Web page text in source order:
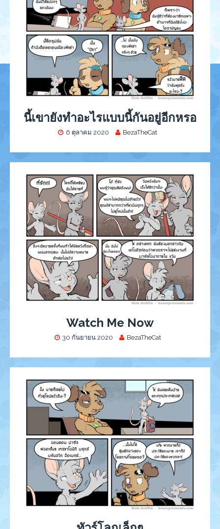
นี้เขายังทำอะไรแบบนี้กันอยู่อีกหรอ
6 ตุลาคม 2020 BezaTheCat
Watch Me Now
30 กันยายน 2020 BezaTheCat